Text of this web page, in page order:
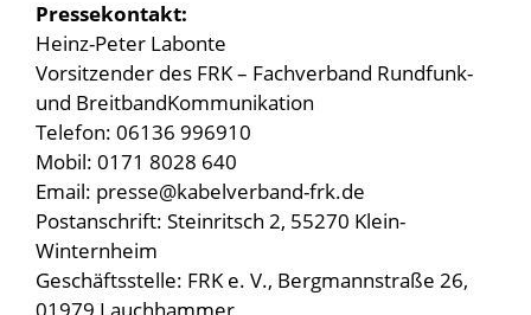
Pressekontakt:
Heinz-Peter Labonte
Vorsitzender des FRK – Fachverband Rundfunk-
und BreitbandKommunikation
Telefon: 06136 996910
Mobil: 0171 8028 640
Email: presse@kabelverband-frk.de
Postanschrift: Steinritsch 2, 55270 Klein-
Winternheim
Geschäftsstelle: FRK e. V., Bergmannstraße 26,